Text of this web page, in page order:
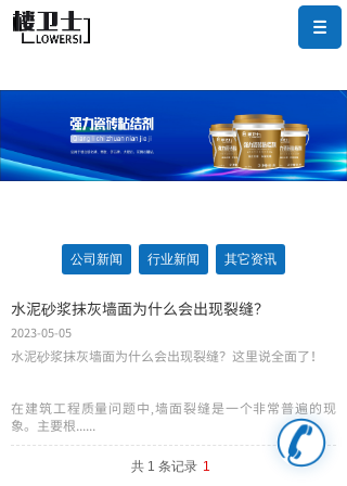
公司新闻 行业新闻 其它资讯
水泥砂浆抹灰墙面为什么会出现裂缝？
2023-05-05
水泥砂浆抹灰墙面为什么会出现裂缝？这里说全面了！
在建筑工程质量问题中,墙面裂缝是一个非常普遍的现
象。主要根......
共 1 条记录 1